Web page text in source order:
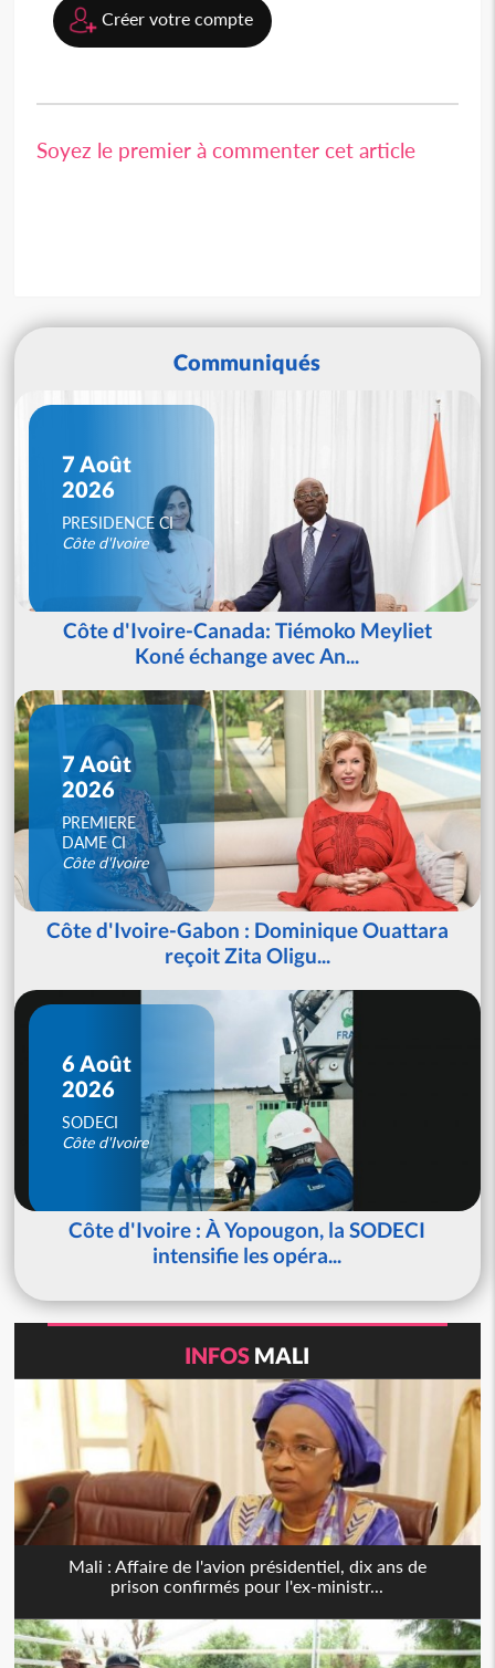
Créer votre compte
Soyez le premier à commenter cet article
Communiqués
7 Août
2026
PRESIDENCE CI
Côte d'Ivoire
Côte d'Ivoire-Canada: Tiémoko Meyliet
Koné échange avec An...
7 Août
2026
PREMIERE
DAME CI
Côte d'Ivoire
Côte d'Ivoire-Gabon : Dominique Ouattara
reçoit Zita Oligu...
6 Août
2026
SODECI
Côte d'Ivoire
Côte d'Ivoire : À Yopougon, la SODECI
intensifie les opéra...
INFOS MALI
Mali : Affaire de l'avion présidentiel, dix ans de
prison confirmés pour l'ex-ministr...